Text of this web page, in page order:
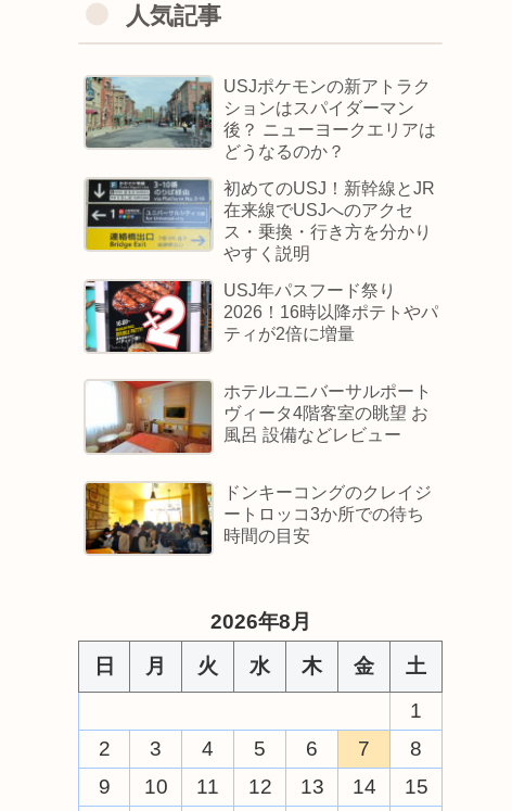
人気記事
USJポケモンの新アトラク
ションはスパイダーマン
後？ ニューヨークエリアは
どうなるのか？
初めてのUSJ！新幹線とJR
在来線でUSJへのアクセ
ス・乗換・行き方を分かり
やすく説明
USJ年パスフード祭り
2026！16時以降ポテトやパ
ティが2倍に増量
ホテルユニバーサルポート
ヴィータ4階客室の眺望 お
風呂 設備などレビュー
ドンキーコングのクレイジ
ートロッコ3か所での待ち
時間の目安
2026年8月
日
月 火 水 木 金
土
1
2
3 4 5 6 7
8
9
10 11 12 13 14
15